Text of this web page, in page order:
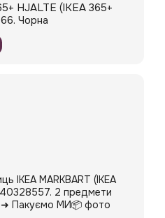
HJALTE (ІКЕА 365+
Чорна